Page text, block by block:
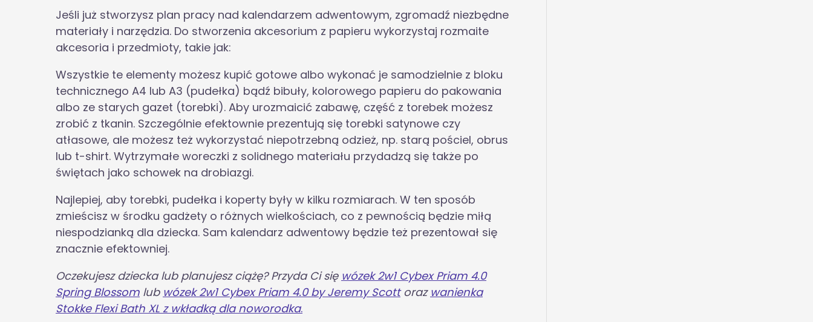
Jeśli już stworzysz plan pracy nad kalendarzem adwentowym, zgromadź niezbędne
materiały i narzędzia. Do stworzenia akcesorium z papieru wykorzystaj rozmaite
akcesoria i przedmioty, takie jak:
Wszystkie te elementy możesz kupić gotowe albo wykonać je samodzielnie z bloku
technicznego A4 lub A3 (pudełka) bądź bibuły, kolorowego papieru do pakowania
albo ze starych gazet (torebki). Aby urozmaicić zabawę, część z torebek możesz
zrobić z tkanin. Szczególnie efektownie prezentują się torebki satynowe czy
atłasowe, ale możesz też wykorzystać niepotrzebną odzież, np. starą pościel, obrus
lub t-shirt. Wytrzymałe woreczki z solidnego materiału przydadzą się także po
świętach jako schowek na drobiazgi.
Najlepiej, aby torebki, pudełka i koperty były w kilku rozmiarach. W ten sposób
zmieścisz w środku gadżety o różnych wielkościach, co z pewnością będzie miłą
niespodzianką dla dziecka. Sam kalendarz adwentowy będzie też prezentował się
znacznie efektowniej.
Oczekujesz dziecka lub planujesz ciążę? Przyda Ci się wózek 2w1 Cybex Priam 4.0
Spring Blossom lub wózek 2w1 Cybex Priam 4.0 by Jeremy Scottoraz wanienka
Stokke Flexi Bath XL z wkładką dla noworodka.